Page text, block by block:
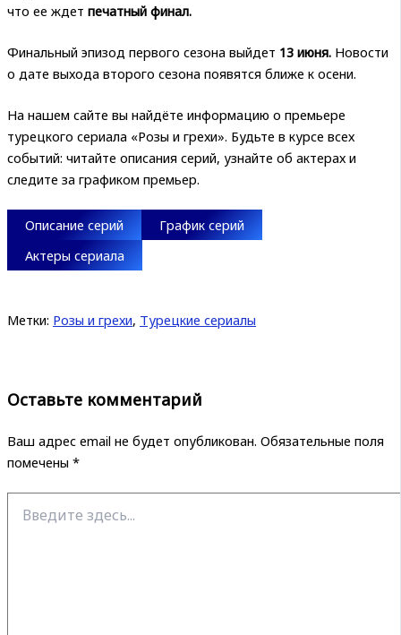
что ее ждет печатный финал.
Финальный эпизод первого сезона выйдет 13 июня. Новости
о дате выхода второго сезона появятся ближе к осени.
На нашем сайте вы найдёте информацию о премьере
турецкого сериала «Розы и грехи». Будьте в курсе всех
событий: читайте описания серий, узнайте об актерах и
следите за графиком премьер.
Описание серий
График серий
Актеры сериала
Метки: Розы и грехи, Турецкие сериалы
Оставьте комментарий
Ваш адрес email не будет опубликован. Обязательные поля
помечены *
здесь...